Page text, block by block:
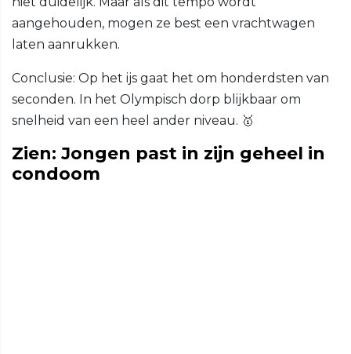
aangehouden, mogen ze best een vrachtwagen
laten aanrukken.
Conclusie: Op het ijs gaat het om honderdsten van
seconden. In het Olympisch dorp blijkbaar om
snelheid van een heel ander niveau. 🥇
Zien: Jongen past in zijn geheel in
condoom